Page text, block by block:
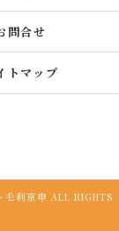
問合せ
トマップ
毛利京申 ALL RIGHTS